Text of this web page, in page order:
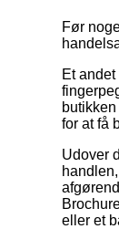
Før
Et
for at få
Udover
eller et